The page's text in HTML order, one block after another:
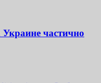
частично